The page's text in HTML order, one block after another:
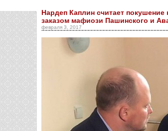
Нардеп Каплин считает покушение
заказом мафиози Пашинского и
февраля 3, 2017